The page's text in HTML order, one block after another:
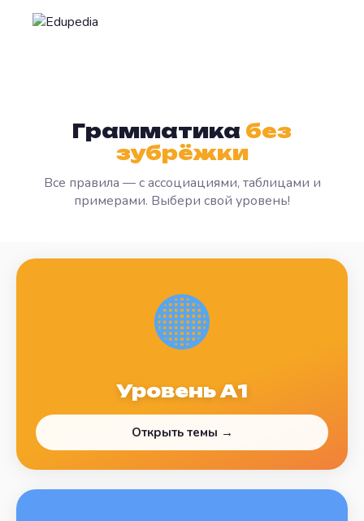
Грамматика без
зубрёжки
Все правила — с ассоциациями, таблицами и
примерами. Выбери свой уровень!
🟠
Уровень А1
Открыть темы →